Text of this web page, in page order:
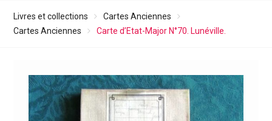
Livres et collections
Cartes Anciennes
Cartes Anciennes
Carte d’Etat-Major N°70. Lunéville.